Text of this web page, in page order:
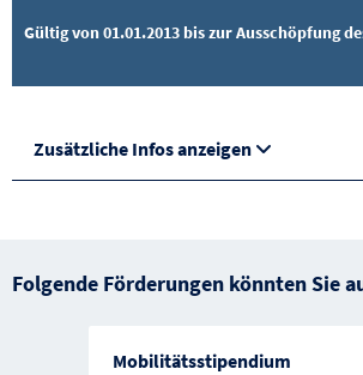
Gültig von 01.01.2013 bis zur Ausschöpfung
Zusätzliche Infos anzeigen
Folgende Förderungen könnten Sie
Mobilitätsstipendium